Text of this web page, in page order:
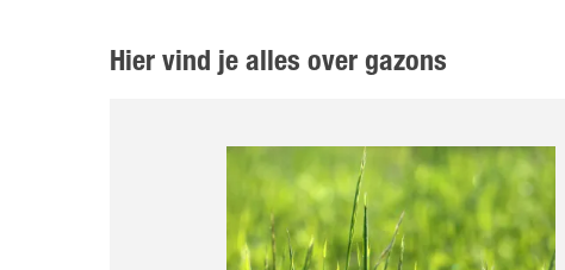
Hier vind je alles over gazons